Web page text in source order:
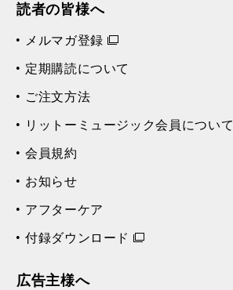
読者の皆様へ
メルマガ登録
定期購読について
ご注文方法
リットーミュージック会員について
会員規約
お知らせ
アフターケア
付録ダウンロード
広告主様へ